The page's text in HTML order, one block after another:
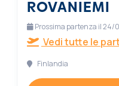
ROVANIEMI
Prossima partenza il 24/
Vedi tutte le
Finlandia